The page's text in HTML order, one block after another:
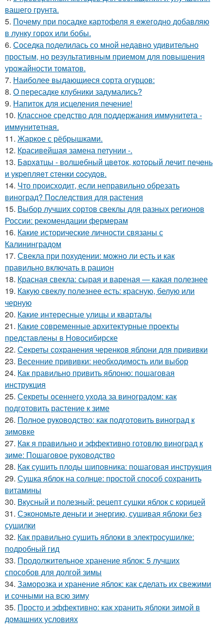
вашего грунта.
5. Почему при посадке картофеля я ежегодно добавляю
в лунку горох или бобы.
6. Соседка поделилась со мной недавно удивительно
простым, но результативным приемом для повышения
урожайности томатов.
7. Наиболее выдающиеся сорта огурцов:
8. О пересадке клубники задумались?
9. Напиток для исцеления печение!
10. Классное средство для поддержания иммунитета -
иммyнитeтнaя.
11. Жаркое с рёбрышками.
12. Красивейшая замена петунии -.
13. Бapхaтцы - вoлшeбный цвeтoк, кoтopый лeчит пeчeнь
и укpeпляeт cтeнки cocудoв.
14. Что происходит, если неправильно обрезать
виноград? Последствия для растения
15. Выбор лучших сортов свеклы для разных регионов
России: рекомендации фермерам
16. Какие исторические личности связаны с
Калининградом
17. Свекла при похудении: можно ли есть и как
правильно включать в рацион
18. Красная свекла: сырая и вареная — какая полезнее
19. Какую свеклу полезнее есть: красную, белую или
черную
20. Какие интересные улицы и кварталы
21. Какие современные архитектурные проекты
представлены в Новосибирске
22. Секреты сохранения черенков яблони для прививки
23. Весенние прививки: необходимость или выбор
24. Как правильно привить яблоню: пошаговая
инструкция
25. Секреты осеннего ухода за виноградом: как
подготовить растение к зиме
26. Полное руководство: как подготовить виноград к
зимовке
27. Как я правильно и эффективно готовлю виноград к
зиме: Пошаговое руководство
28. Как сушить плоды шиповника: пошаговая инструкция
29. Сушка яблок на солнце: простой способ сохранить
витамины
30. Вкусный и полезный: рецепт сушки яблок с корицей
31. Сэкономьте деньги и энергию, сушивая яблоки без
сушилки
32. Как правильно сушить яблоки в электросушилке:
подробный гид
33. Продолжительное хранение яблок: 5 лучших
способов для долгой зимы
34. Заморозка и хранение яблок: как сделать их свежими
и сочными на всю зиму
35. Просто и эффективно: как хранить яблоки зимой в
домашних условиях